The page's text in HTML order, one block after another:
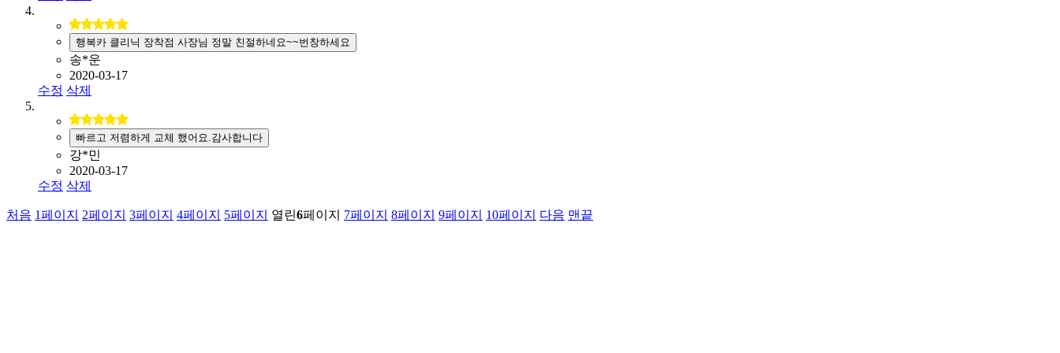
행복카 클리닉 장착점 사장님 정말 친절하네요~~번창하세요
송*운
2020-03-17
수정 삭제
빠르고 저렴하게 교체 했어요.감사합니다
강*민
2020-03-17
수정 삭제
처음 1페이지 2페이지 3페이지 4페이지 5페이지 열린6페이지 7페이지 8페이지 9페이지 10페이지 다음 맨끝